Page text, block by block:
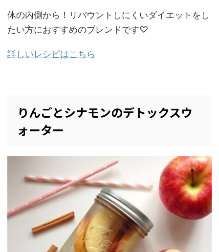
体の内側から！リバウントしにくいダイエットをし
たい方におすすめのブレンドです♡
詳しいレシピはこちら
りんごとシナモンのデトックスウ
ォーター